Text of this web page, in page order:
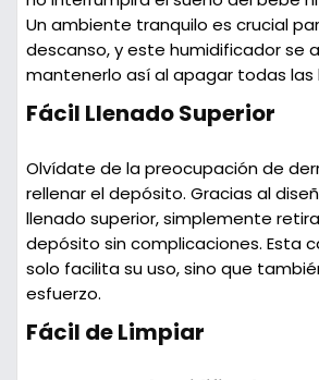
Un ambiente tranquilo es crucial
descanso, y este humidificador se
mantenerlo así al apagar todas las
Fácil Llenado Superior
Olvídate de la preocupación de
rellenar el depósito. Gracias al
llenado superior, simplemente
depósito sin complicaciones. Esta
solo facilita su uso, sino que
esfuerzo.
Fácil de Limpiar